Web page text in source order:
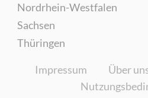
Nordrhein-Westfalen
Sachsen
Thüringen
Impressum Über